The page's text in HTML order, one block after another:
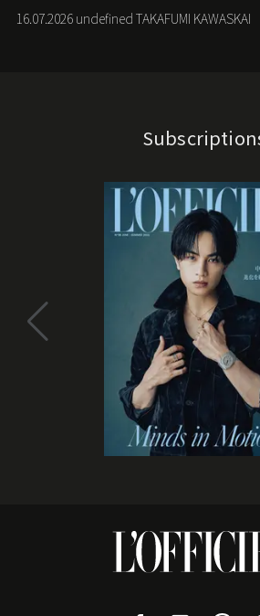
16.07.2026 undefined TAKAFUMI KAWASKAI